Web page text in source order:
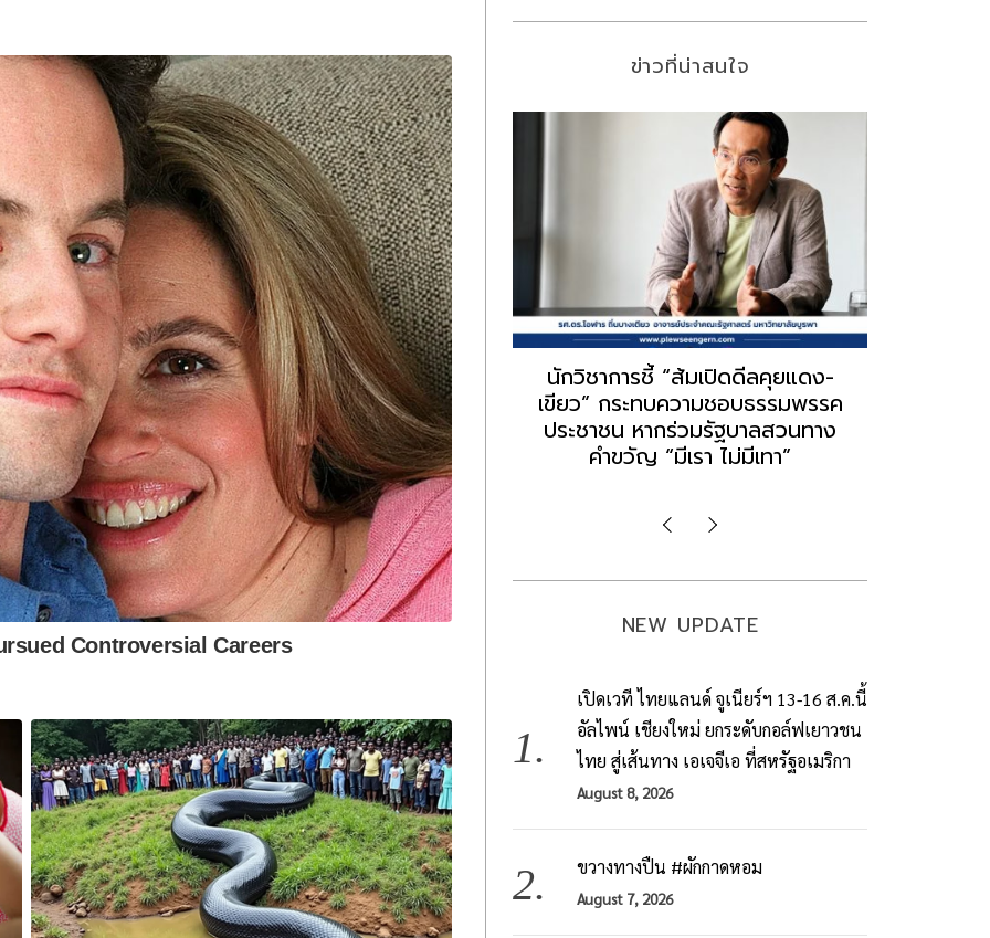
ข่าวที่น่าสนใจ
ก สว. เปิดช่อง
ฮั้วต้องมีหลัก
ต กำหนดผล ชี้
ระแส แต่ไร้
ฎหมาย
นักวิชาการชี้ “ส้มเปิดดีลคุยแดง-
เขียว” กระทบความชอบธรรมพรรค
ประชาชน หากร่วมรัฐบาลสวนทาง
คำขวัญ “มีเรา ไม่มีเทา”
“ธนพร” ชี้หากพรรคประชาชนจับมือ
“แดง-เขียว” เท่ากับทำลายตัวเอง
ผิดคำพูด ทลายศรัทธาฐานเสียง
มองข่าวตั้งรัฐบาลใหม่เป็นเพียง
NEW UPDATE
เปิดเวที ไทยแลนด์ จูเนียร์ฯ 13-16 ส.ค.นี้
อัลไพน์ เชียงใหม่ ยกระดับกอล์ฟเยาวชน
ไทย สู่เส้นทาง เอเจจีเอ ที่สหรัฐอเมริกา
August 8, 2026
ขวางทางปืน #ผักกาดหอม
August 7, 2026